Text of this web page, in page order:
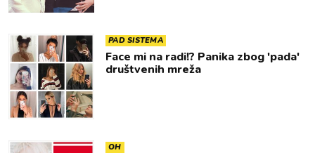
PAD SISTEMA
Face mi na radi!? Panika zbog 'pada'
društvenih mreža
OH